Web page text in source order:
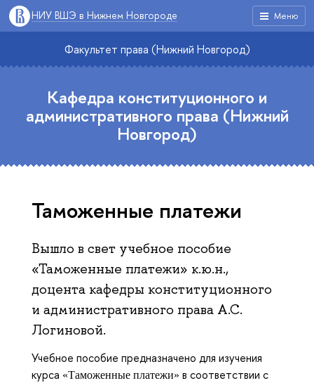
Меню
НИУ ВШЭ в Нижнем Новгороде
Факультет права (Нижний Новгород)
Кафедра конституционного и
административного права (Нижний
Новгород)
Таможенные платежи
Вышло в свет учебное пособие
«Таможенные платежи» к.ю.н.,
доцента кафедры конституционного
и административного права А.С.
Логиновой.
Учебное пособие предназначено для изучения
курса «Таможенные платежи» в соответствии с